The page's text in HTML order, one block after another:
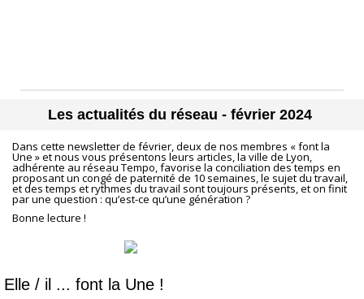
Les actualités du réseau - février 2024
Dans cette newsletter de février, deux de nos membres « font la
Une » et nous vous présentons leurs articles, la ville de Lyon,
adhérente au réseau Tempo, favorise la conciliation des temps en
proposant un congé de paternité de 10 semaines, le sujet du travail,
et des temps et rythmes du travail sont toujours présents, et on finit
par une question : qu’est-ce qu’une génération ?
Bonne lecture !
Elle / il ... font la Une !